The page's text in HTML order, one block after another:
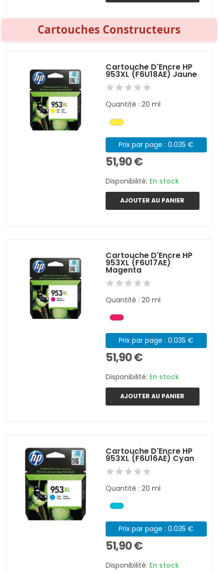
Cartouches Constructeurs
Cartouche D'Encre HP
953XL (F6U18AE) Jaune
Quantité : 20 ml
Prix par page : 0.035 €
51,90 €
Disponibilité: En stock
AJOUTER AU PANIER
Cartouche D'Encre HP
953XL (F6U17AE)
Magenta
Quantité : 20 ml
Prix par page : 0.035 €
51,90 €
Disponibilité: En stock
AJOUTER AU PANIER
Cartouche D'Encre HP
953XL (F6U16AE) Cyan
Quantité : 20 ml
Prix par page : 0.035 €
51,90 €
Disponibilité: En stock